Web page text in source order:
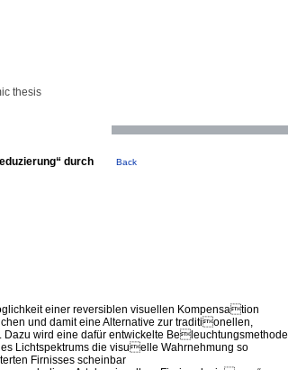
thesis
durch
Back
einer reversiblen visuellen Kompensation
und damit eine Alternative zur traditionellen,
wird eine dafür entwickelte Beleuchtungsmethode
Lichtspektrums die visuelle Wahrnehmung so
Firnisses scheinbar